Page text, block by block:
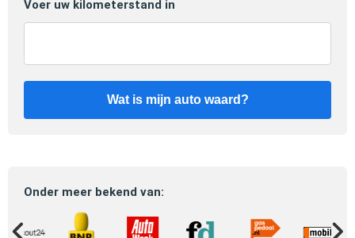
Voer uw kilometerstand in
Wat is mijn auto waard?
Onder meer bekend van: